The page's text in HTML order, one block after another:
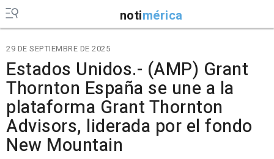
notimérica
29 DE SEPTIEMBRE DE 2025
Estados Unidos.- (AMP) Grant
Thornton España se une a la
plataforma Grant Thornton
Advisors, liderada por el fondo
New Mountain